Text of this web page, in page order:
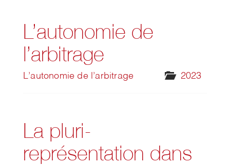
L’autonomie de
l’arbitrage
2023
L’autonomie de l’arbitrage
La pluri-
représentation dans